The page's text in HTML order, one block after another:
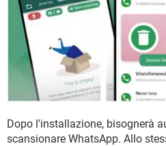
Dopo l'installazione, bisognerà
scansionare WhatsApp. Allo